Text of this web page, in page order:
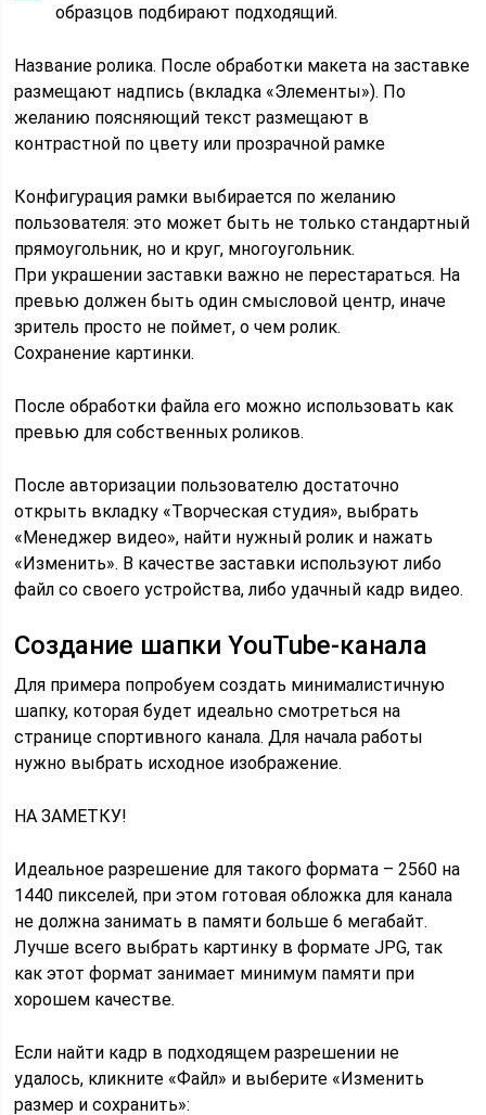
образцов подбирают подходящий.
Название ролика. После обработки макета на заставке
размещают надпись (вкладка «Элементы»). По
желанию поясняющий текст размещают в
контрастной по цвету или прозрачной рамке
Конфигурация рамки выбирается по желанию
пользователя: это может быть не только стандартный
прямоугольник, но и круг, многоугольник.
При украшении заставки важно не перестараться. На
превью должен быть один смысловой центр, иначе
зритель просто не поймет, о чем ролик.
Сохранение картинки.
После обработки файла его можно использовать как
превью для собственных роликов.
После авторизации пользователю достаточно
открыть вкладку «Творческая студия», выбрать
«Менеджер видео», найти нужный ролик и нажать
«Изменить». В качестве заставки используют либо
файл со своего устройства, либо удачный кадр видео.
Создание шапки YouTube-канала
Для примера попробуем создать минималистичную
шапку, которая будет идеально смотреться на
странице спортивного канала. Для начала работы
нужно выбрать исходное изображение.
НА ЗАМЕТКУ!
Идеальное разрешение для такого формата – 2560 на
1440 пикселей, при этом готовая обложка для канала
не должна занимать в памяти больше 6 мегабайт.
Лучше всего выбрать картинку в формате JPG, так
как этот формат занимает минимум памяти при
хорошем качестве.
Если найти кадр в подходящем разрешении не
удалось, кликните «Файл» и выберите «Изменить
размер и сохранить»: